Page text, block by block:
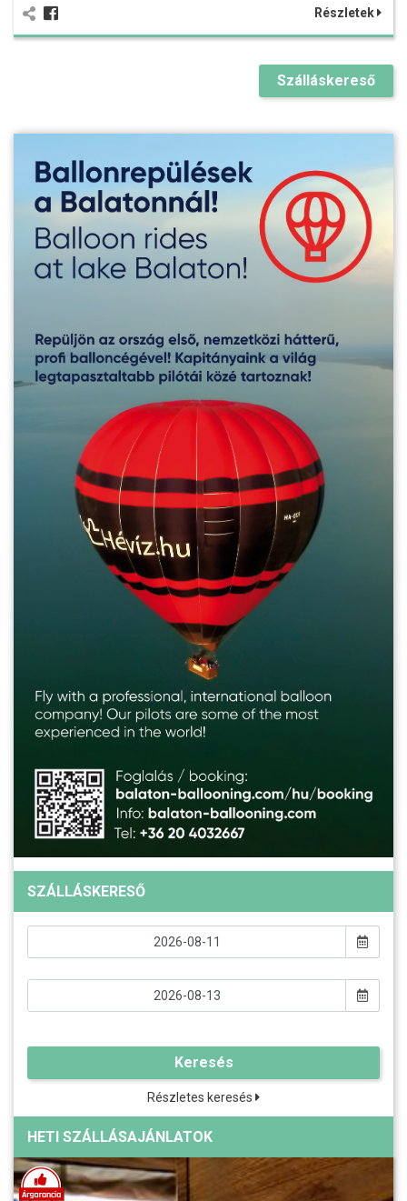
Részletek
Szálláskereső
SZÁLLÁSKERESŐ
Keresés
Részletes keresés
HETI SZÁLLÁSAJÁNLATOK